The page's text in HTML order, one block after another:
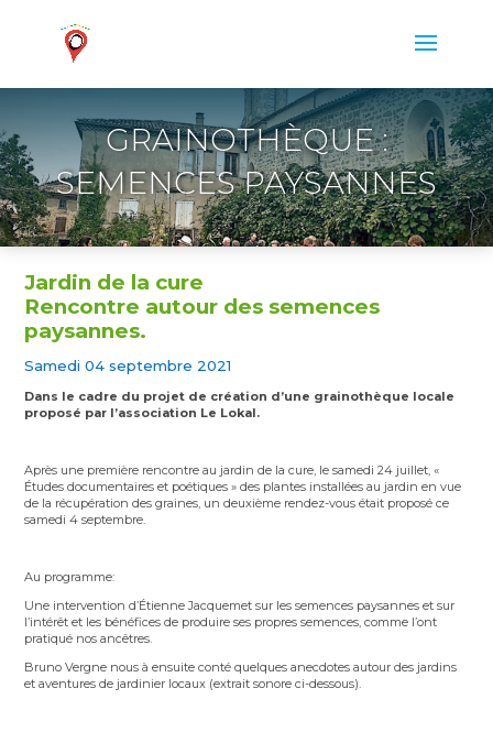
GRAINOTHÈQUE :
SEMENCES PAYSANNES
Jardin de la cure
Rencontre autour des semences
paysannes.
Samedi 04 septembre 2021
Dans le cadre du projet de création d’une grainothèque locale
proposé par l’association Le Lokal.
Après une première rencontre au jardin de la cure, le samedi 24 juillet, «
Études documentaires et poétiques » des plantes installées au jardin en vue
de la récupération des graines, un deuxième rendez-vous était proposé ce
samedi 4 septembre.
Au programme:
Une intervention d’Étienne Jacquemet sur les semences paysannes et sur
l’intérêt et les bénéfices de produire ses propres semences, comme l’ont
pratiqué nos ancêtres.
Bruno Vergne nous à ensuite conté quelques anecdotes autour des jardins
et aventures de jardinier locaux (extrait sonore ci-dessous).